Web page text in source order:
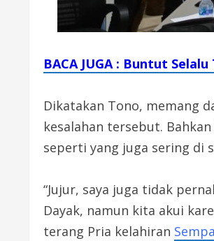
BACA JUGA : Buntut
Dikatakan Tono, memang
kesalahan tersebut.
seperti yang juga sering di
“Jujur, saya juga tidak
Dayak, namun kita akui
terang Pria kelahiran